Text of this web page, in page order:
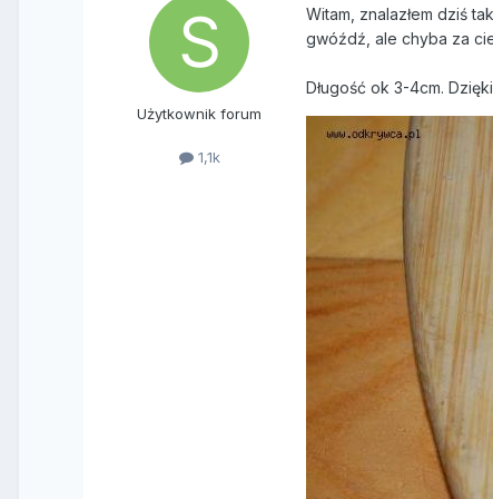
Użytkownik forum
1,1k
Witam, znalazłem dziś
gwóźdź, ale chyba za
Długość ok 3-4cm.